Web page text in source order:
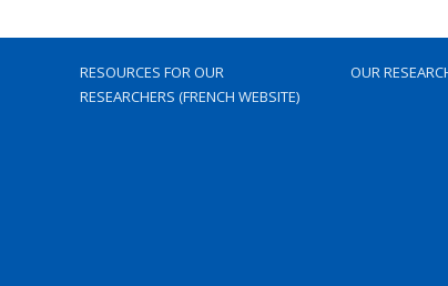
RESOURCES FOR OUR
RESEARCHERS (FRENCH WEBSITE)
OUR